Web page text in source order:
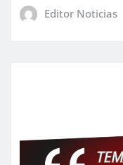
Editor Noticias